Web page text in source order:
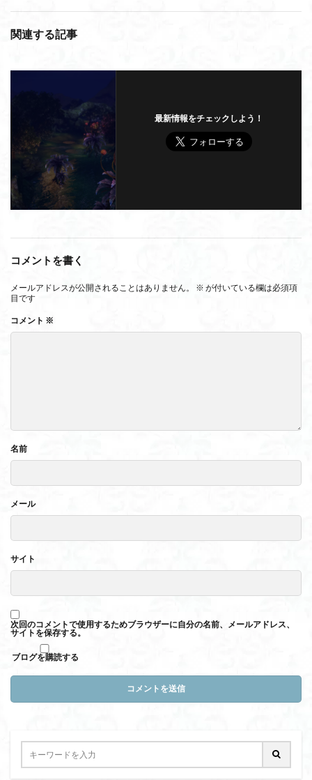
関連する記事
最新情報をチェックしよう！
コメントを書く
メールアドレスが公開されることはありません。 ※ が付いている欄は必須項
目です
コメント ※
名前
メール
サイト
次回のコメントで使用するためブラウザーに自分の名前、メールアドレス、
サイトを保存する。
ブログを購読する